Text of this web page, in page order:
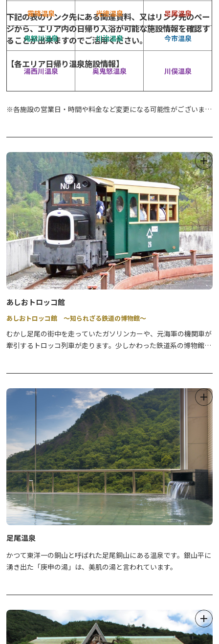
下記の表のリンク先にある関連資料、又はリンク先のペー
ジから、エリア内の日帰り入浴が可能な施設情報を確認す
ることが出来ますのでご活用ください。
【各エリア日帰り温泉施設情報】
霧降温泉 光徳温泉 足尾温泉
鬼怒川温泉 川治温泉 今市温泉
湯西川温泉 奥鬼怒温泉 川俣温泉
※各施設の営業日・時間や料金など変更になる可能性がございます
あしおトロッコ館
あしおトロッコ館 ～知られざる鉄道の博物館～
むかし足尾の街中を走っていたガソリンカーや、元海軍の機関車が
牽引するトロッコ列車が走ります。少しかわった鉄道系の博物館で
公開を行い、一部は走行します。それ以外の日は敷地外から外観の
み無料でご覧いただけます。
足尾温泉
かつて東洋一の銅山と呼ばれた足尾銅山にある温泉です。銀山平に
湧き出た「庚申の湯」は、美肌の湯と言われています。